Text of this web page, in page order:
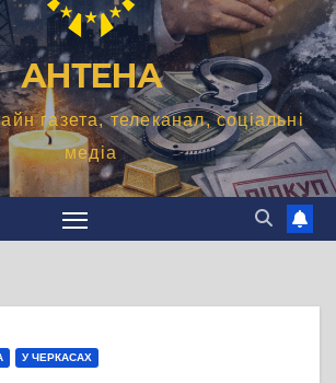
АНТЕНА
газета, телеканал, соціальні
медіа
У ЧЕРКАСАХ